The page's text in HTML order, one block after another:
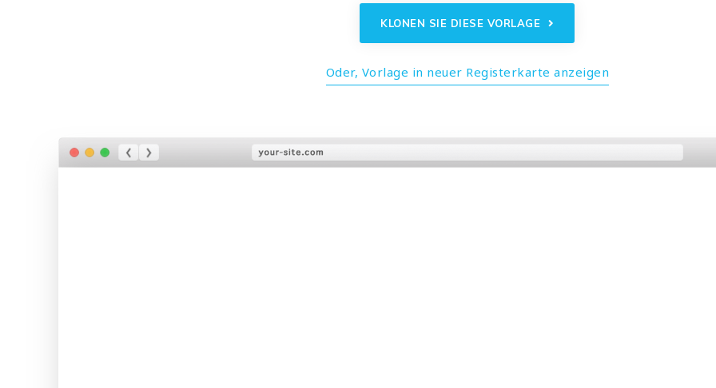
KLONEN SIE DIESE VORLAGE
Oder, Vorlage in neuer Registerkarte anzeigen